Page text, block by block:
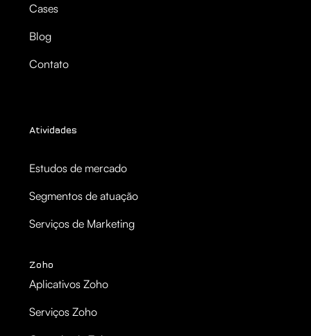
Cases
Blog
Contato
Atividades
Estudos de mercado
Segmentos de atuação
Serviços de Marketing
Zoho
Aplicativos Zoho
Serviços Zoho